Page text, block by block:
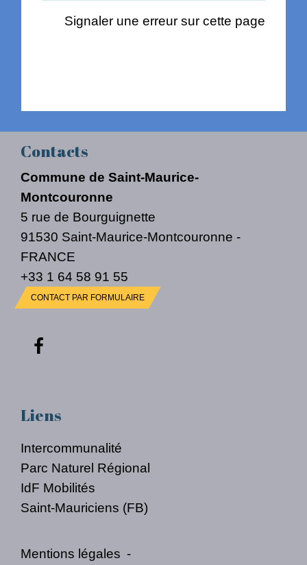
Signaler une erreur sur cette page
Contacts
Commune de Saint-Maurice-
Montcouronne
5 rue de Bourguignette
91530 Saint-Maurice-Montcouronne -
FRANCE
+33 1 64 58 91 55
CONTACT PAR FORMULAIRE
Liens
Intercommunalité
Parc Naturel Régional
IdF Mobilités
Saint-Mauriciens (FB)
Mentions légales -